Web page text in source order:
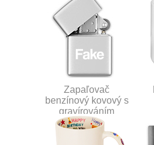
Zapaľovač
benzínový kovový s
gravírováním